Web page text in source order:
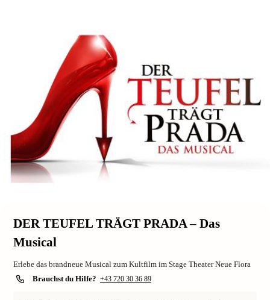
DER TEUFEL TRÄGT PRADA – Das
Musical
Erlebe das brandneue Musical zum Kultfilm im Stage Theater Neue Flora
Brauchst du Hilfe? +43 720 30 36 89